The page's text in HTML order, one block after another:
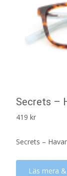
Secrets –
419 kr
Secrets –
Läs mera